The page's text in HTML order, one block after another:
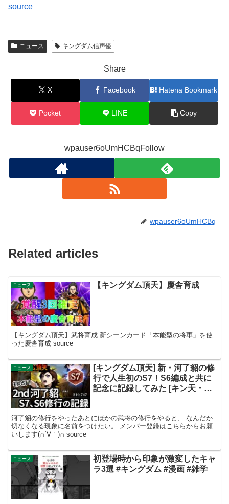
source
ニュース キングダム信声優
Share
X Facebook Hatena Bookmark
Pocket LINE Copy
wpauser6oUmHCBqFollow
wpauser6oUmHCBq
Related articles
ニュース 【キングダム頂天】慶舎育成
【キングダム頂天】武将育成 新シーンカード「本能型の将軍」を使
った慶舎育成 source
ニュース
[キングダム頂天] 新・河了貂の修
行で人生初のS7！S6編成と共に
記念に記録してみた [キン天・い
河了貂の修行をやったあとにほかの武将の修行をやると、 なんだか
切なくなる現象に名前をつけたい。 メンバー登録はこちらからお願
いします(∩´∀｀)∩ source
ニュース
初登場時から印象が激変したキャ
ラ3選 #キングダム #漫画 #雑学